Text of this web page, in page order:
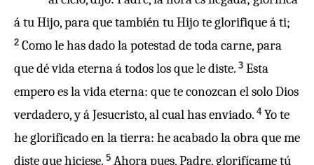
á tu Hijo, para que también tu Hijo te glorifique á ti;
2 Como le has dado la potestad de toda carne, para
que dé vida eterna á todos los que le diste. 3 Esta
empero es la vida eterna: que te conozcan el solo Dios
verdadero, y á Jesucristo, al cual has enviado. 4 Yo te
he glorificado en la tierra: he acabado la obra que me
diste que hiciese. 5 Ahora pues, Padre, glorifícame tú